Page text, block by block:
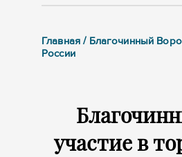
Главная / Благочинный
России
участие в